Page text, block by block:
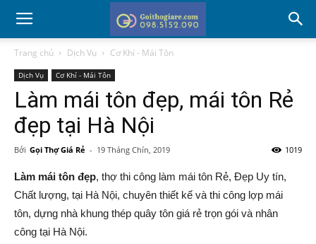
Trang chủ Dịch Vụ Cơ Khí - Mái Tôn
Dịch Vụ Cơ Khí - Mái Tôn
Làm mái tôn đẹp, mái tôn Rẻ
đẹp tại Hà Nội
Bởi Gọi Thợ Giá Rẻ - 19 Tháng Chín, 2019 1019
Làm mái tôn đẹp, thợ thi công làm mái tôn Rẻ, Đẹp Uy tín,
Chất lượng, tại Hà Nội, chuyên thiết kế và thi công lợp mái
tôn, dựng nhà khung thép quây tôn giá rẻ trọn gói và nhân
công tại Hà Nội.